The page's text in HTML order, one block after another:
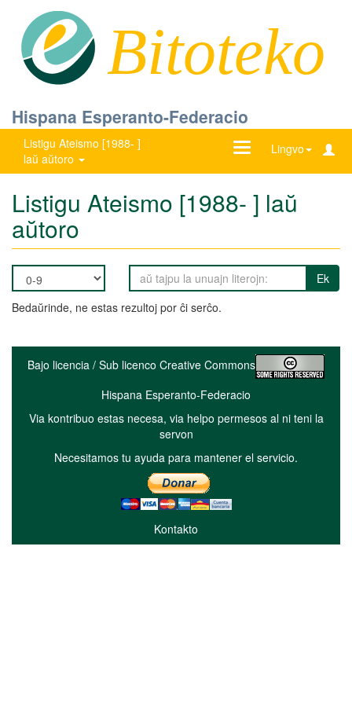
Bitoteko
Hispana Esperanto-Federacio
Listigu Ateismo [1988- ]
laŭ aŭtoro
Lingvo
Ŝanĝu
Listigu Ateismo [1988- ] laŭ
aŭtoro
Ek
Bedaŭrinde, ne estas rezultoj por ĉi serĉo.
Bajo licencia / Sub licenco Creative Commons
Hispana Esperanto-Federacio
Via kontribuo estas necesa, via helpo permesos al ni teni la
servon
Necesitamos tu ayuda para mantener el servicio.
Kontakto